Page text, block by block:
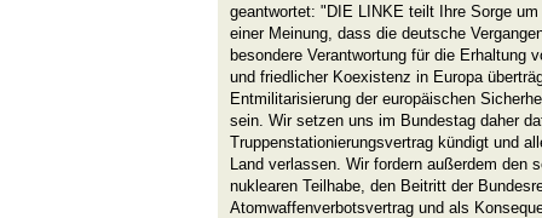
geantwortet: "DIE LINKE teilt Ihre Sorge
einer Meinung, dass die deutsche
besondere Verantwortung für die Erhaltung
und friedlicher Koexistenz in Europa
Entmilitarisierung der europäischen
sein. Wir setzen uns im Bundestag daher
Truppenstationierungsvertrag kündigt und
Land verlassen. Wir fordern außerdem den
nuklearen Teilhabe, den Beitritt der
Atomwaffenverbotsvertrag und als